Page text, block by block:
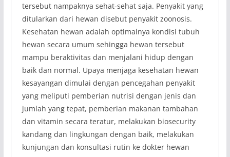
tersebut nampaknya sehat-sehat saja. Penyakit yang
ditularkan dari hewan disebut penyakit zoonosis.
Kesehatan hewan adalah optimalnya kondisi tubuh
hewan secara umum sehingga hewan tersebut
mampu beraktivitas dan menjalani hidup dengan
baik dan normal. Upaya menjaga kesehatan hewan
kesayangan dimulai dengan pencegahan penyakit
yang meliputi pemberian nutrisi dengan jenis dan
jumlah yang tepat, pemberian makanan tambahan
dan vitamin secara teratur, melakukan biosecurity
kandang dan lingkungan dengan baik, melakukan
kunjungan dan konsultasi rutin ke dokter hewan